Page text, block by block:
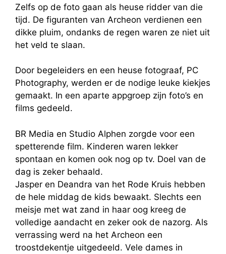
Zelfs op de foto gaan als heuse ridder van die
tijd. De figuranten van Archeon verdienen een
dikke pluim, ondanks de regen waren ze niet uit
het veld te slaan.
Door begeleiders en een heuse fotograaf, PC
Photography, werden er de nodige leuke kiekjes
gemaakt. In een aparte appgroep zijn foto’s en
films gedeeld.
BR Media en Studio Alphen zorgde voor een
spetterende film. Kinderen waren lekker
spontaan en komen ook nog op tv. Doel van de
dag is zeker behaald.
Jasper en Deandra van het Rode Kruis hebben
de hele middag de kids bewaakt. Slechts een
meisje met wat zand in haar oog kreeg de
volledige aandacht en zeker ook de nazorg. Als
verrassing werd na het Archeon een
troostdekentje uitgedeeld. Vele dames in